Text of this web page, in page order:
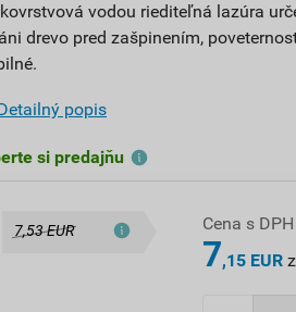
vodou riediteľná lazúra
drevo pred zašpinením,
popis
si predajňu
7,53 EUR Cena s DPH
7,15 EUR